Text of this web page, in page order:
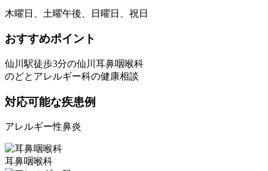
木曜日、土曜午後、日曜日、祝日
おすすめポイント
仙川駅徒歩3分の仙川耳鼻咽喉科
のどとアレルギー科の健康相談
対応可能な疾患例
アレルギー性鼻炎
耳鼻咽喉科